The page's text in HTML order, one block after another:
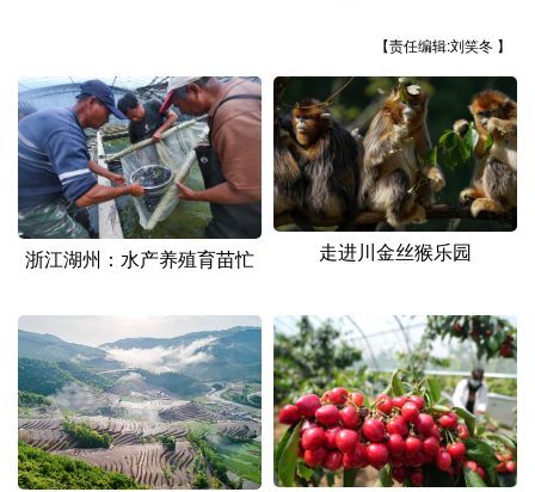
浙江 安徽 福建 江西
山东 河南 湖北 湖南
广东 广西 海南 重庆
四川 贵州 云南 西藏
陕西 甘肃 青海 宁夏
新疆 内蒙古 黑龙江
多语种频道
【责任编辑:刘笑冬 】
浙江湖州：水产养殖育苗忙 走进川金丝猴乐园